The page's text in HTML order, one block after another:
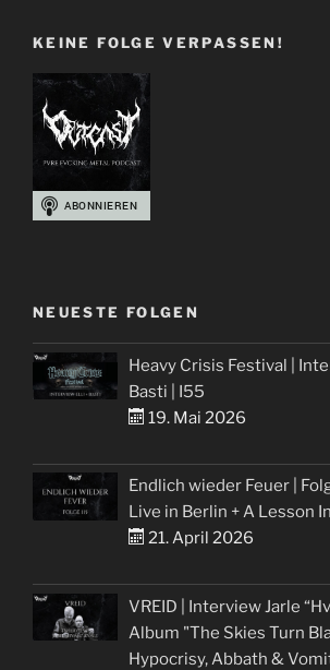
KEINE FOLGE VERPASSEN!
NEUESTE FOLGEN
Heavy Crisis Festival |
Basti | I55
19. Mai 2026
Endlich wieder Feuer |
Live in Berlin + A Lesson
21. April 2026
VREID | Interview Jarle
Album "The Skies Turn
Hypocrisy, Abbath &